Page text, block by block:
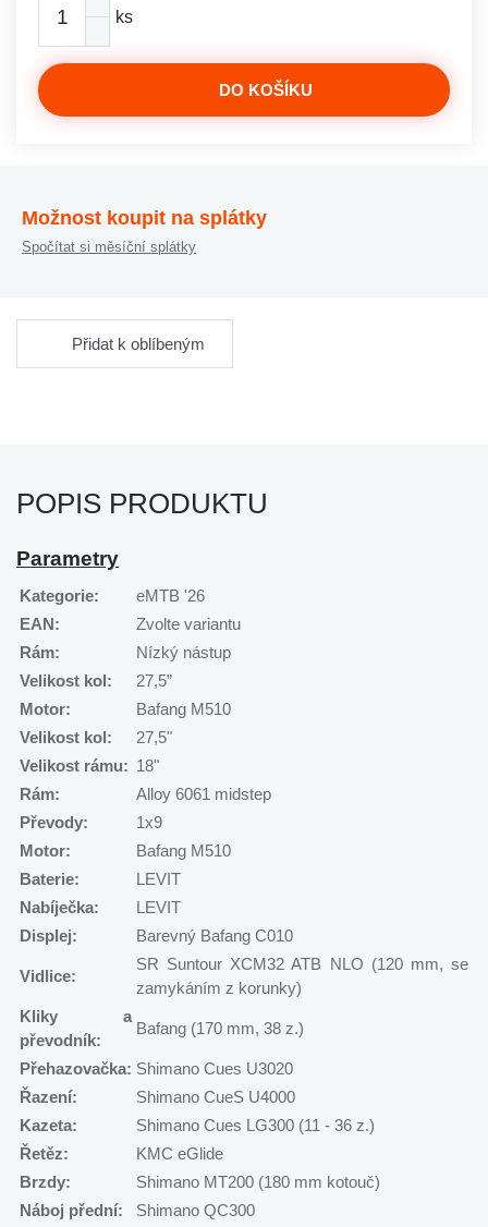
ks
DO KOŠÍKU
Možnost koupit na splátky
Spočítat si měsíční splátky
Přidat k oblíbeným
POPIS PRODUKTU
Parametry
Kategorie:
eMTB '26
EAN:
Zvolte variantu
Rám:
Nízký nástup
Velikost kol:
27,5”
Motor:
Bafang M510
Velikost kol:
27,5"
Velikost rámu: 18"
Rám:
Alloy 6061 midstep
Převody:
1x9
Motor:
Bafang M510
Baterie:
LEVIT
Nabíječka:
LEVIT
Displej:
Barevný Bafang C010
Vidlice:
SR Suntour XCM32 ATB NLO (120 mm, se
zamykáním z korunky)
Kliky a
převodník:
Bafang (170 mm, 38 z.)
Přehazovačka: Shimano Cues U3020
Řazení:
Shimano CueS U4000
Kazeta:
Shimano Cues LG300 (11 - 36 z.)
Řetěz:
KMC eGlide
Brzdy:
Shimano MT200 (180 mm kotouč)
Náboj přední:
Shimano QC300